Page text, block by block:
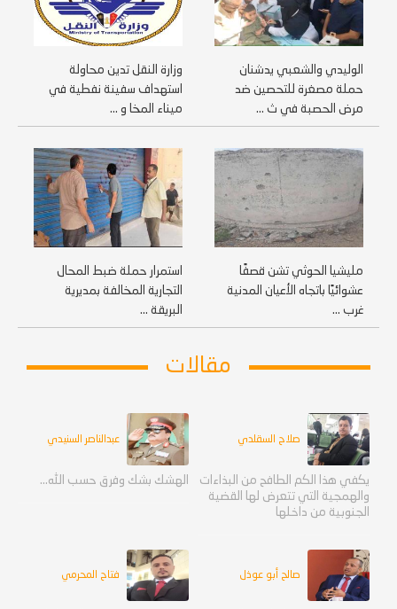
الوليدي والشعبي يدشنان
حملة مصغرة للتحصين ضد
مرض الحصبة في ث ...
وزارة النقل تدين محاولة
استهداف سفينة نفطية في
ميناء المخا و ...
مليشيا الحوثي تشن قصفًا
عشوائيًا باتجاه الأعيان المدنية
غرب ...
استمرار حملة ضبط المحال
التجارية المخالفة بمديرية
البريقة ...
مقالات
صلاح السقلدي
يكفي هذا الكم الطافح من البذاءات
والهمجية التي تتعرض لها القضية
الجنوبية من داخلها
عبدالناصر السنيدي
الهشك بشك وفرق حسب الله...
صالح أبو عوذل فتاح المحرمي